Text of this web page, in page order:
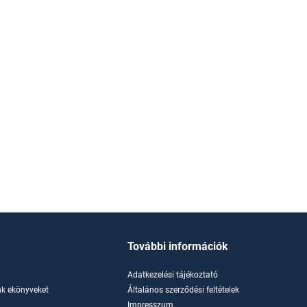
ekönyveket
További információk
Adatkezelési tájékoztató
Általános szerződési feltételek